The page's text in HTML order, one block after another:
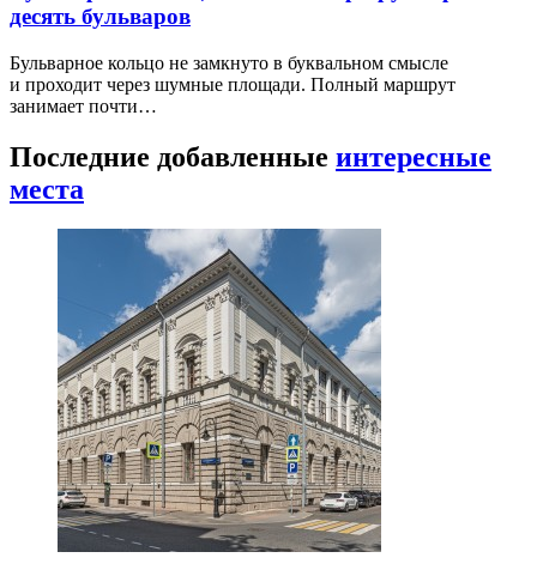
десять бульваров
Бульварное кольцо не замкнуто в буквальном смысле
и проходит через шумные площади. Полный маршрут
занимает почти…
Последние добавленные интересные
места